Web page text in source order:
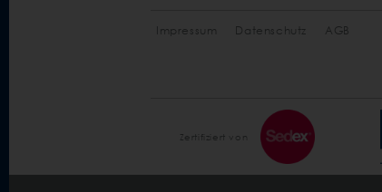
Impressum Datenschutz AGB
Zertifiziert von